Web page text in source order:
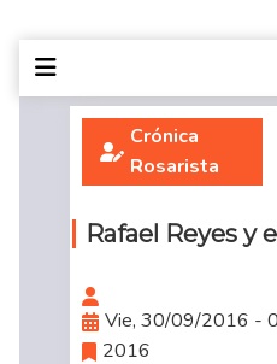
Crónica
Rosarista
Rafael Reyes y
Vie, 30/09/2016 -
2016